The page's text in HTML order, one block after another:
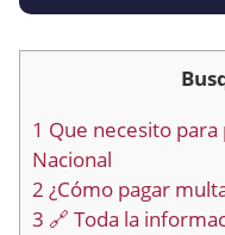
1 Que necesito
Nacional
2 ¿Cómo pagar
3 🔗 Toda la